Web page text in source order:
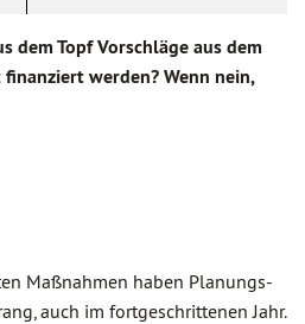
dem Topf Vorschläge aus dem
werden? Wenn nein,
Maßnahmen haben Planungs-
auch im fortgeschrittenen Jahr.